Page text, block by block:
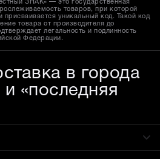
ЗНАК» — это государственная
товаров, при которой
присваивается уникальный код. Такой код
товара от производителя до
легальность и подлинность
Федерации.
в города
«последняя